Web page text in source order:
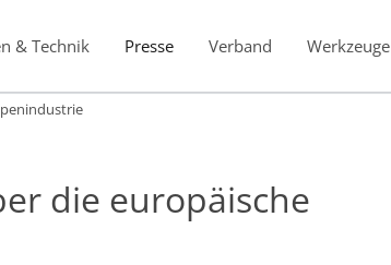
& Technik Presse Verband Werkzeuge
die europäische